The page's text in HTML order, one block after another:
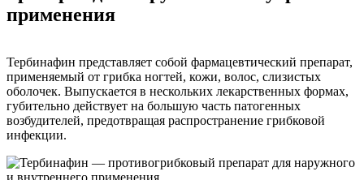
применения
Тербинафин представляет собой фармацевтический препарат,
применяемый от грибка ногтей, кожи, волос, слизистых
оболочек. Выпускается в нескольких лекарственных формах,
губительно действует на большую часть патогенных
возбудителей, предотвращая распространение грибковой
инфекции.